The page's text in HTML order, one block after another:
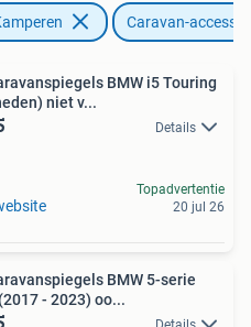
Caravan-
BMW i5 Touring
niet v...
Details
Topadvertentie
20 jul 26
BMW 5-serie
- 2023) oo...